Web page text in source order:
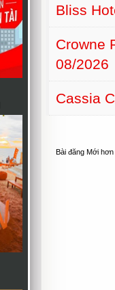
Bliss
Crowne
08/2026
Cassia
Bài đăng Mới hơn